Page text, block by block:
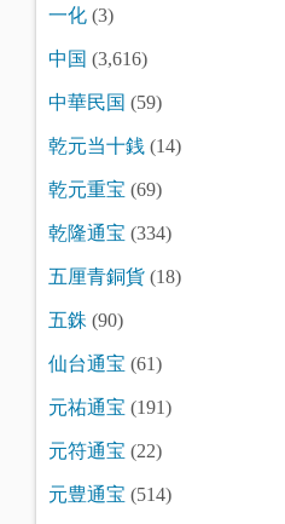
一化 (3)
中国 (3,616)
中華民国 (59)
乾元当十銭 (14)
乾元重宝 (69)
乾隆通宝 (334)
五厘青銅貨 (18)
五銖 (90)
仙台通宝 (61)
元祐通宝 (191)
元符通宝 (22)
元豊通宝 (514)